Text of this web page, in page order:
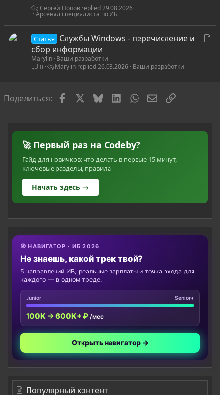
Арсенал специалиста по ИБ
29.08.2026
Сергей Попов
ь
Статья
Службы Windows - перечисление и
сбор информации
Marylin Ваши разработки
0
Ваши разработки
26.03.2026
Marylin
Поделиться: FacebookBlueskyLinkedInWhatsAppЭлектронная
Ссылка
🚀 Первый раз на Codeby?
Гайд для новичков: что делать в первые 15 минут,
ключевые разделы, правила
Начать здесь →
🧭 НАВИГАТОР · ИБ 2026
Не знаешь, какой трек твой?
5 направлений ИБ, реальные зарплаты и точка входа для
каждого — в одном треде.
Junior Senior+
100K → 600K+ ₽ /мес
Открыть навигатор →
Популярный контент